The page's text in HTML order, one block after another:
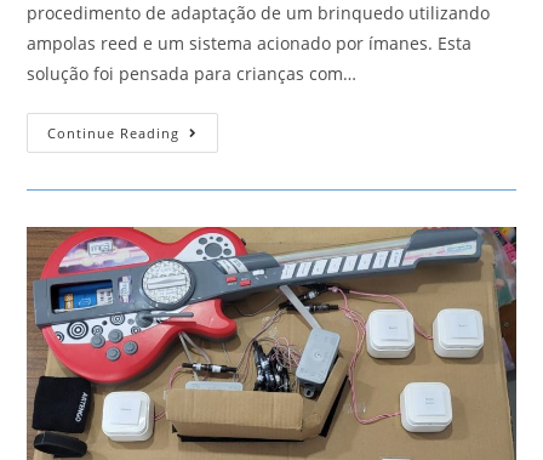
procedimento de adaptação de um brinquedo utilizando
ampolas reed e um sistema acionado por ímanes. Esta
solução foi pensada para crianças com…
Continue Reading Jipe
Telecomandado